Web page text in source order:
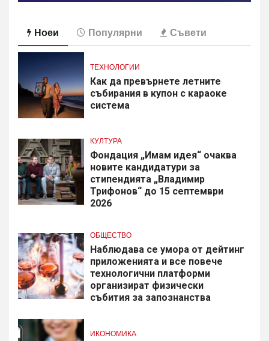
Ноеи Популярни Съвети
ТЕХНОЛОГИИ
Как да превърнете летните
събирания в купон с караоке
система
КУЛТУРА
Фондация „Имам идея“ очаква
новите кандидатури за
стипендията „Владимир
Трифонов“ до 15 септември
2026
ОБЩЕСТВО
Наблюдава се умора от дейтинг
приложенията и все повече
технологични платформи
организират физически
събития за запознанства
ИКОНОМИКА